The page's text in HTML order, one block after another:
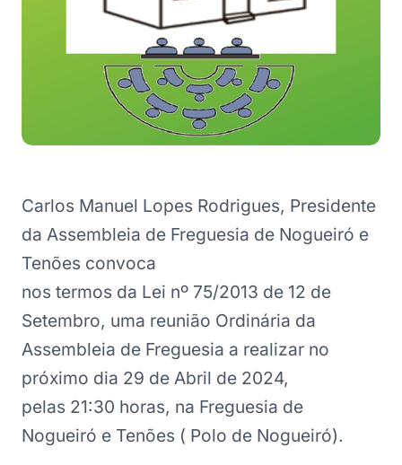
Carlos Manuel Lopes Rodrigues, Presidente
da Assembleia de Freguesia de Nogueiró e
Tenões convoca
nos termos da Lei nº 75/2013 de 12 de
Setembro, uma reunião Ordinária da
Assembleia de Freguesia a realizar no
próximo dia 29 de Abril de 2024,
pelas 21:30 horas, na Freguesia de
Nogueiró e Tenões ( Polo de Nogueiró).